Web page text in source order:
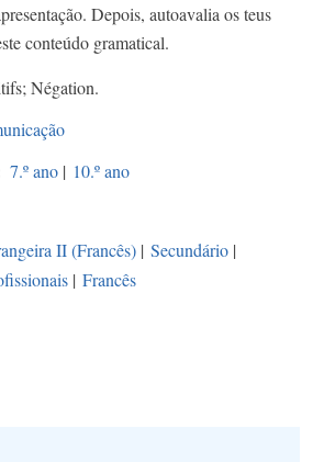
Depois, autoavalia os teus
conteúdo gramatical.
Négation.
7.º ano | 10.º ano
II (Francês) | Secundário |
| Francês